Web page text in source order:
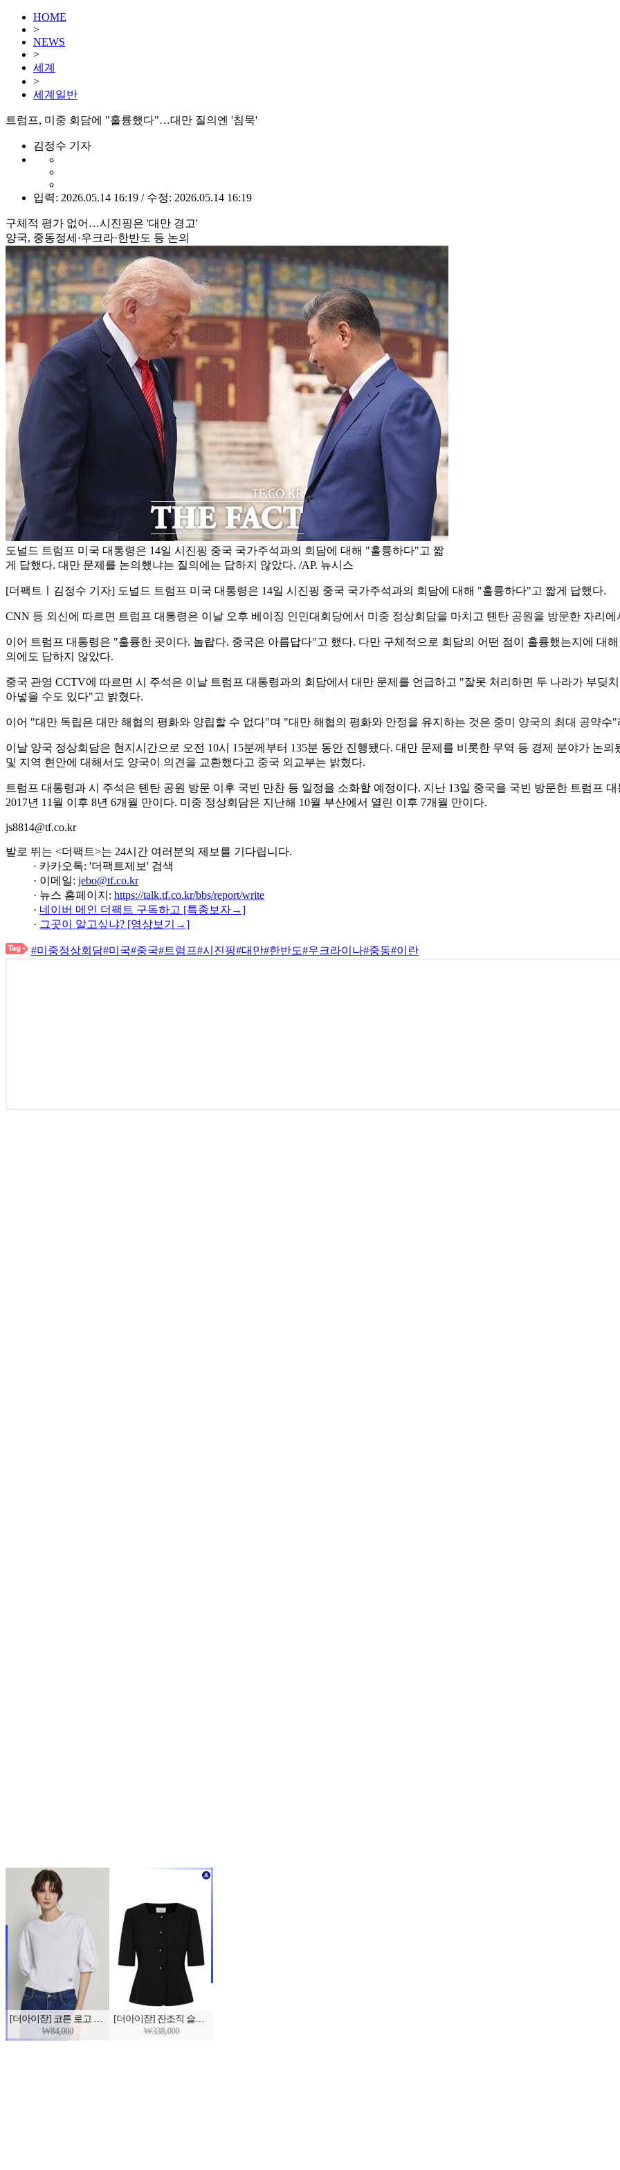
HOME
>
NEWS
>
세계
>
세계일반
트럼프, 미중 회담에 "훌륭했다"…대만 질의엔 '침묵'
김정수 기자
입력: 2026.05.14 16:19 / 수정: 2026.05.14 16:19
구체적 평가 없어…시진핑은 '대만 경고'
양국, 중동정세·우크라·한반도 등 논의
도널드 트럼프 미국 대통령은 14일 시진핑 중국 국가주석과의 회담에 대해 "훌륭하다"고 짧
게 답했다. 대만 문제를 논의했냐는 질의에는 답하지 않았다. /AP. 뉴시스
[더팩트ㅣ김정수 기자] 도널드 트럼프 미국 대통령은 14일 시진핑 중국 국가주석과의 회담에 대해 "훌륭하다"고 짧게 답했다.
CNN 등 외신에 따르면 트럼프 대통령은 이날 오후 베이징 인민대회당에서 미중 정상회담을 마치고 톈탄 공원을 방문한 자리
이어 트럼프 대통령은 "훌륭한 곳이다. 놀랍다. 중국은 아름답다"고 했다. 다만 구체적으로 회담의 어떤 점이 훌륭했는지에 대
의에도 답하지 않았다.
중국 관영 CCTV에 따르면 시 주석은 이날 트럼프 대통령과의 회담에서 대만 문제를 언급하고 "잘못 처리하면 두 나라가 부딪
아넣을 수도 있다"고 밝혔다.
이어 "대만 독립은 대만 해협의 평화와 양립할 수 없다"며 "대만 해협의 평화와 안정을 유지하는 것은 중미 양국의 최대 공약수
이날 양국 정상회담은 현지시간으로 오전 10시 15분께부터 135분 동안 진행됐다. 대만 문제를 비롯한 무역 등 경제 분야가 논
및 지역 현안에 대해서도 양국이 의견을 교환했다고 중국 외교부는 밝혔다.
트럼프 대통령과 시 주석은 톈탄 공원 방문 이후 국빈 만찬 등 일정을 소화할 예정이다. 지난 13일 중국을 국빈 방문한 트럼프
2017년 11월 이후 8년 6개월 만이다. 미중 정상회담은 지난해 10월 부산에서 열린 이후 7개월 만이다.
js8814@tf.co.kr
발로 뛰는 <더팩트>는 24시간 여러분의 제보를 기다립니다.
· 카카오톡: '더팩트제보' 검색
· 이메일: jebo@tf.co.kr
· 뉴스 홈페이지: https://talk.tf.co.kr/bbs/report/write
· 네이버 메인 더팩트 구독하고 [특종보자→]
· 그곳이 알고싶냐? [영상보기→]
#미중정상회담#미국#중국#트럼프#시진핑#대만#한반도#우크라이나#중동#이란